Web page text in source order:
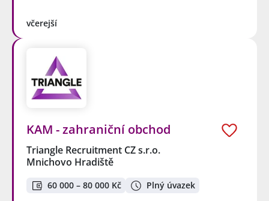
včerejší
KAM - zahraniční obchod
Triangle Recruitment CZ s.r.o.
Mnichovo Hradiště
60 000 – 80 000 Kč Plný úvazek